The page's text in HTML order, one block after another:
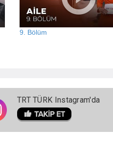
9. Bölüm
TRT TÜRK Instagram'da